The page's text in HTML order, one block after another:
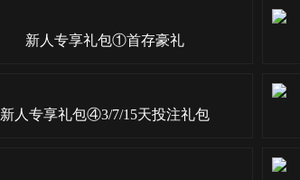
新人专享礼包①首存豪礼
新人专享礼包④3/7/15天投注礼包